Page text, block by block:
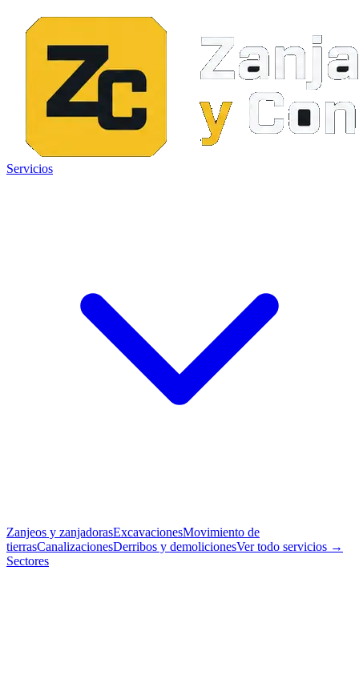
Servicios
Zanjeos y zanjadorasExcavacionesMovimiento de
tierrasCanalizacionesDerribos y demolicionesVer todo servicios →
Sectores